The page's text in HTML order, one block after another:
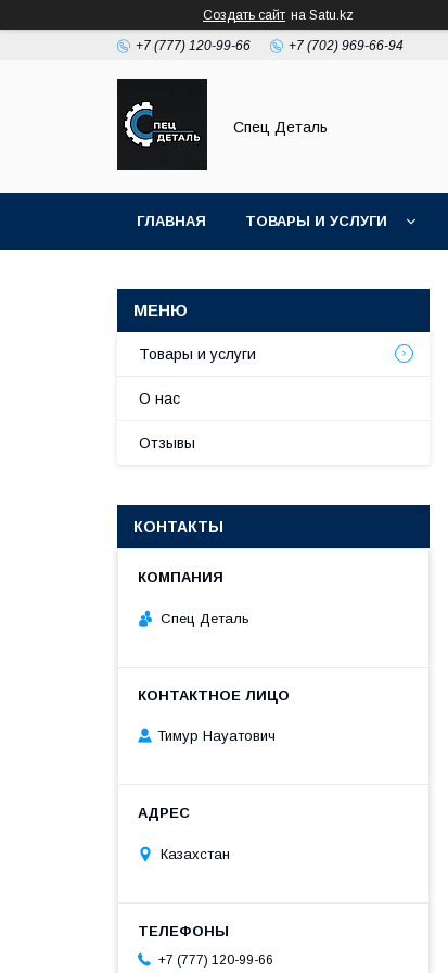
Создать сайт на Satu.kz
+7 (777) 120-99-66 +7 (702) 969-66-94
Спец Деталь
ГЛАВНАЯ ТОВАРЫ И УСЛУГИ
Товары и услуги
О нас
Отзывы
КОНТАКТЫ
Спец Деталь
Тимур Науатович
Казахстан
+7 (777) 120-99-66